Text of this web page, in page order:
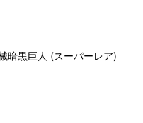
暗黒巨人 (スーパーレア)